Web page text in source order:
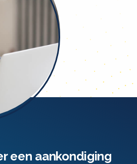
een aankondiging